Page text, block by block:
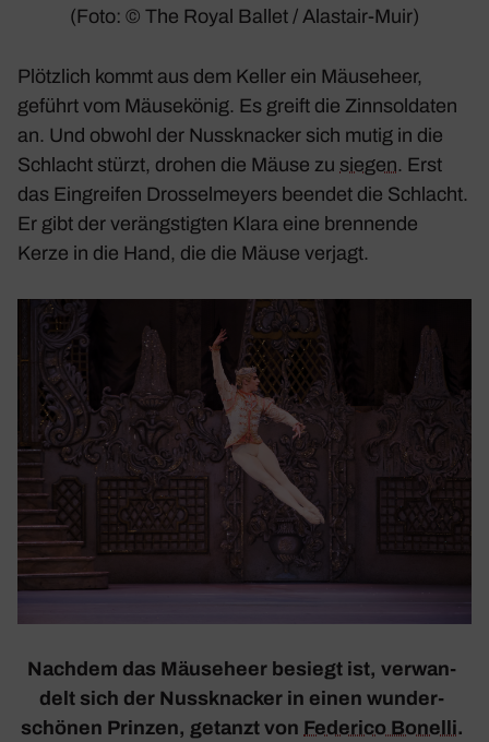
(Foto: © The Royal Ballet / Alas­tair-Muir)
Plötz­lich kommt aus dem Keller ein Mäuse­heer,
geführt vom Mäuse­könig. Es greift die Zinn­sol­daten
an. Und obwohl der Nuss­kna­cker sich mutig in die
Schlacht stürzt, drohen die Mäuse zu siegen. Erst
das Eingreifen Dros­sel­meyers beendet die Schlacht.
Er gibt der verängs­tigten Klara eine bren­nende
Kerze in die Hand, die die Mäuse verjagt.
Nachdem das Mäuse­heer besiegt ist, verwan­
delt sich der Nuss­kna­cker in einen wunder­
schönen Prinzen, getanzt von Federico Bonelli.